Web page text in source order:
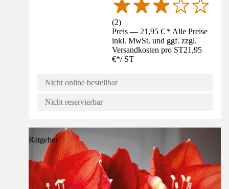
(2)
Preis — 21,95 € * Alle Preise
inkl. MwSt. und ggf. zzgl.
Versandkosten pro ST21,95
€*/ ST
Nicht online bestellbar
Nicht reservierbar
Ratgeber